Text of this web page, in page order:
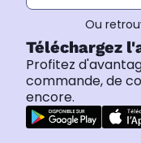
Ou
Téléchargez
Profitez
commande, de
encore.